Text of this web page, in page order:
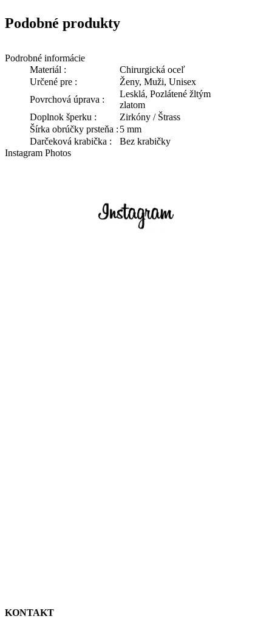
Podrobné informácie
Materiál :
Chirurgická oceľ
Určené pre :
Ženy, Muži, Unisex
Povrchová úprava :
Lesklá, Pozlátené žltým
zlatom
Doplnok šperku :
Zirkóny / Štrass
Šírka obrúčky prsteňa : 5 mm
Darčeková krabička :
Bez krabičky
Instagram Photos
Podobné produkty
KONTAKT